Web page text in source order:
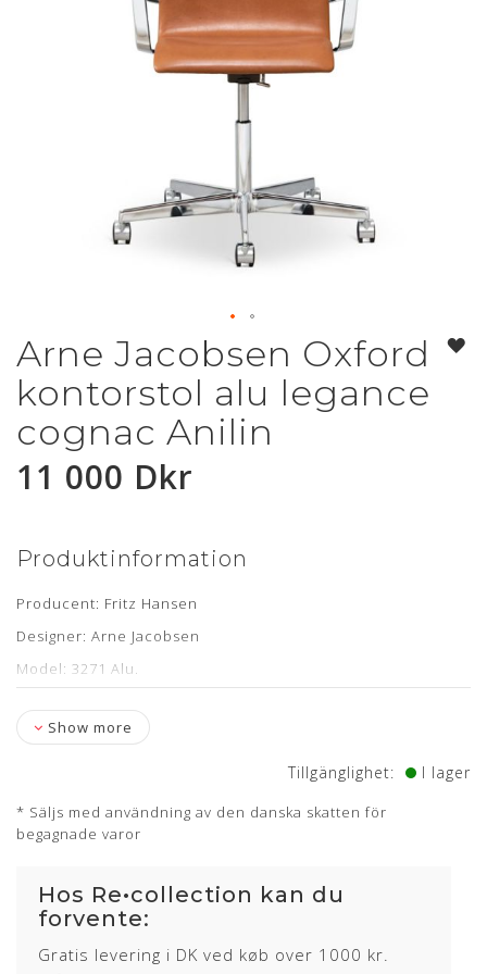
Hoppa
till
början
av
bildgalleriet
Arne Jacobsen Oxford
kontorstol alu legance
cognac Anilin
11 000 Dkr
Produktinformation
Producent: Fritz Hansen
Designer: Arne Jacobsen
Model: 3271 Alu.
hjul
Stand: Renoveret - nypolstret hos egne møbelpolstrer
Levering: ca. 7-10 dage
Showroom: Egå
Om læderet
Show more
Tillgänglighet: I lager
* Säljs med användning av den danska skatten för
begagnade varor
Hos Re•collection kan du
forvente:
Gratis levering i DK ved køb over 1000 kr.